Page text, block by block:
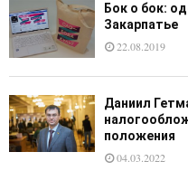
Бок о бок:
Закарпатье
22.08.2019
Даниил
положения
04.03.2022